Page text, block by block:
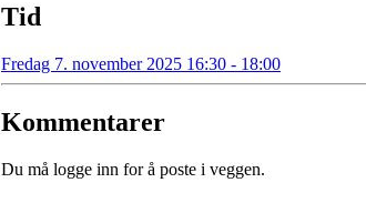
Tid
Fredag 7. november 2025 16:30 - 18:00
Kommentarer
Du må logge inn for å poste i veggen.